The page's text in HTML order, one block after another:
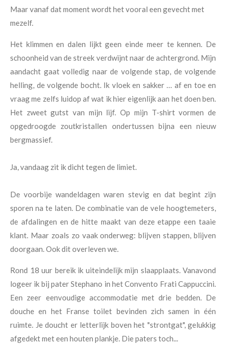
Maar vanaf dat moment wordt het vooral een gevecht met
mezelf.
Het klimmen en dalen lijkt geen einde meer te kennen. De
schoonheid van de streek verdwijnt naar de achtergrond. Mijn
aandacht gaat volledig naar de volgende stap, de volgende
helling, de volgende bocht. Ik vloek en sakker … af en toe en
vraag me zelfs luidop af wat ik hier eigenlijk aan het doen ben.
Het zweet gutst van mijn lijf. Op mijn T-shirt vormen de
opgedroogde zoutkristallen ondertussen bijna een nieuw
bergmassief.
Ja, vandaag zit ik dicht tegen de limiet.
De voorbije wandeldagen waren stevig en dat begint zijn
sporen na te laten. De combinatie van de vele hoogtemeters,
de afdalingen en de hitte maakt van deze etappe een taaie
klant. Maar zoals zo vaak onderweg: blijven stappen, blijven
doorgaan. Ook dit overleven we.
Rond 18 uur bereik ik uiteindelijk mijn slaapplaats. Vanavond
logeer ik bij pater Stephano in het Convento Frati Cappuccini.
Een zeer eenvoudige accommodatie met drie bedden. De
douche en het Franse toilet bevinden zich samen in één
ruimte. Je doucht er letterlijk boven het "strontgat", gelukkig
afgedekt met een houten plankje. Die paters toch...